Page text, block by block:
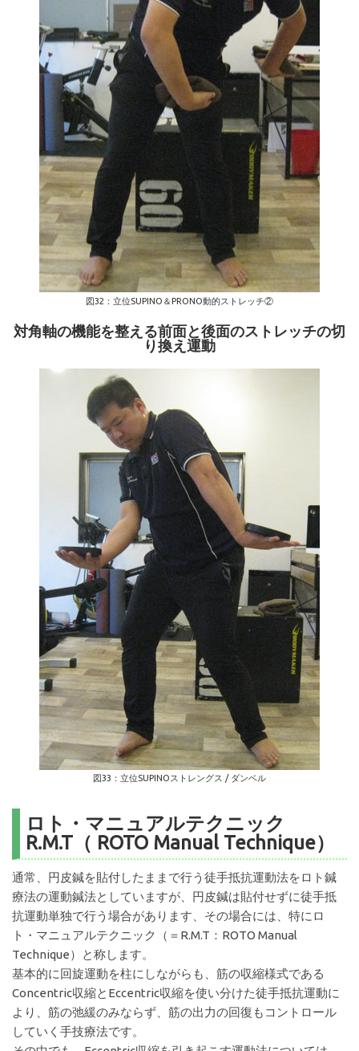
図32：立位SUPINO＆PRONO動的ストレッチ②
対角軸の機能を整える前面と後面のストレッチの切
り換え運動
図33：立位SUPINOストレングス / ダンベル
ロト・マニュアルテクニック
R.M.T（ ROTO Manual Technique）
通常、円皮鍼を貼付したままで行う徒手抵抗運動法をロト鍼
療法の運動鍼法としていますが、円皮鍼は貼付せずに徒手抵
抗運動単独で行う場合があります、その場合には、特にロ
ト・マニュアルテクニック（＝R.M.T：ROTO Manual
Technique）と称します。
基本的に回旋運動を柱にしながらも、筋の収縮様式である
Concentric収縮とEccentric収縮を使い分けた徒手抵抗運動に
より、筋の弛緩のみならず、筋の出力の回復もコントロール
していく手技療法です。